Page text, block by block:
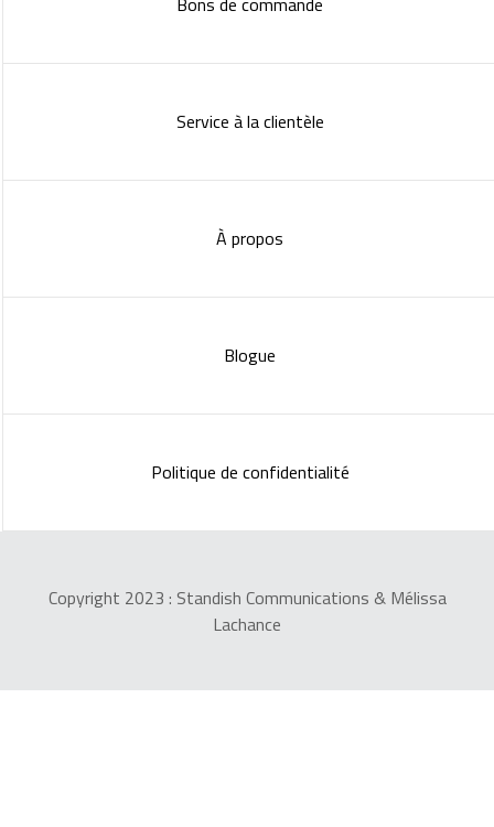
Service à la clientèle
À propos
Blogue
Politique de confidentialité
Copyright 2023 : Standish Communications & Mélissa
Lachance